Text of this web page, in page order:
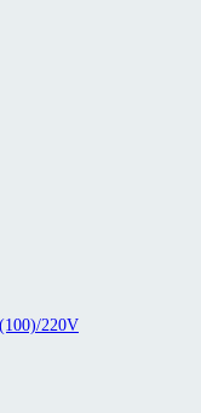
220V